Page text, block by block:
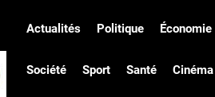
Côte
Actualités Politique Économie
Société Sport Santé Cinéma